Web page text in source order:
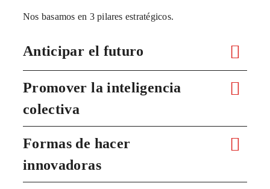
Nos basamos en 3 pilares estratégicos.
Anticipar el futuro
Promover la inteligencia
colectiva
Formas de hacer
innovadoras